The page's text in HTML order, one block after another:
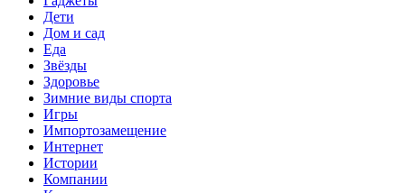
Дети
Дом и сад
Еда
Звёзды
Здоровье
Зимние виды спорта
Игры
Импортозамещение
Интернет
Истории
Компании